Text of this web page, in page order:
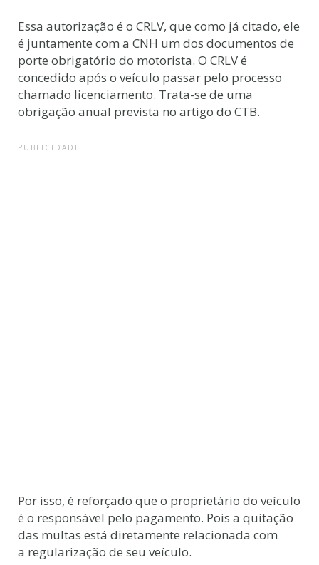
Essa autorização é o CRLV, que como já citado, ele
é juntamente com a CNH um dos documentos de
porte obrigatório do motorista. O CRLV é
concedido após o veículo passar pelo processo
chamado licenciamento. Trata-se de uma
obrigação anual prevista no artigo do CTB.
PUBLICIDADE
Por isso, é reforçado que o proprietário do veículo
é o responsável pelo pagamento. Pois a quitação
das multas está diretamente relacionada com
a regularização de seu veículo.